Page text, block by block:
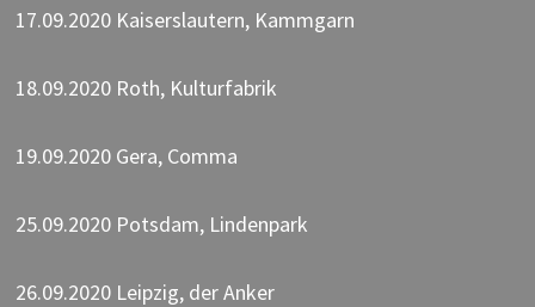
17.09.2020 Kaiserslautern, Kammgarn
18.09.2020 Roth, Kulturfabrik
19.09.2020 Gera, Comma
25.09.2020 Potsdam, Lindenpark
26.09.2020 Leipzig, der Anker